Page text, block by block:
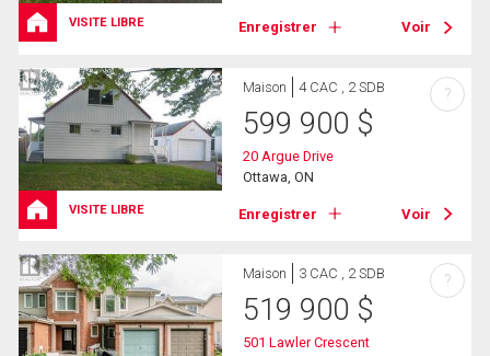
VISITE LIBRE Enregistrer Voir
VISITE LIBRE
Maison 4 CAC , 2 SDB
599 900 $
20 Argue Drive
Ottawa, ON
Enregistrer Voir
?
Maison 3 CAC , 2 SDB
519 900 $
501 Lawler Crescent
?